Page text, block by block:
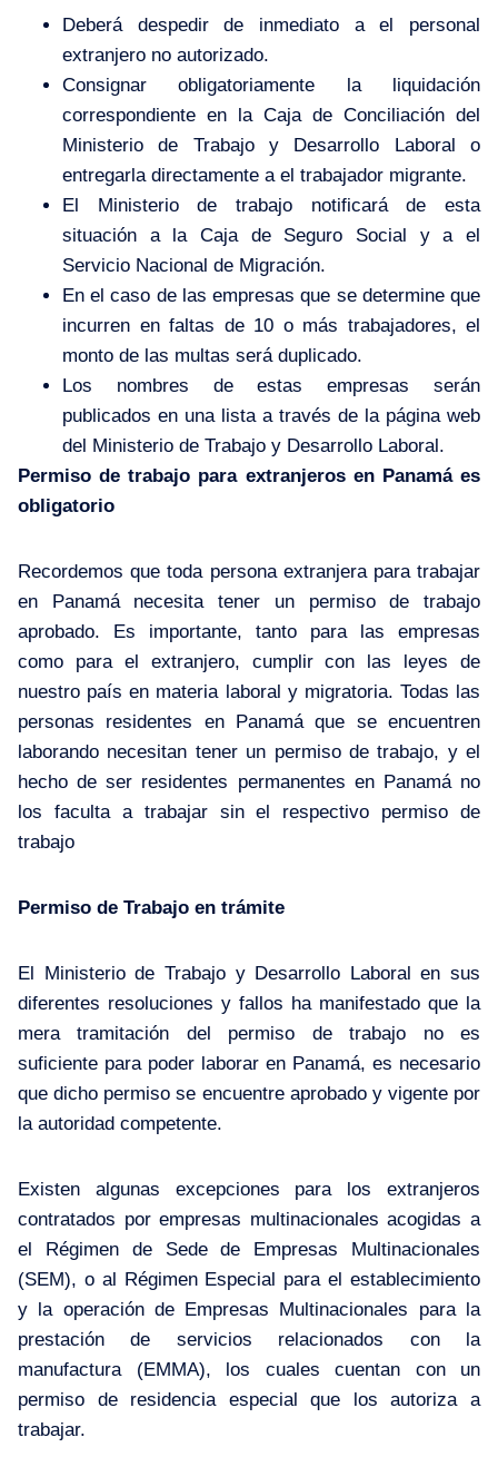
Deberá despedir de inmediato a el personal
extranjero no autorizado.
Consignar obligatoriamente la liquidación
correspondiente en la Caja de Conciliación del
Ministerio de Trabajo y Desarrollo Laboral o
entregarla directamente a el trabajador migrante.
El Ministerio de trabajo notificará de esta
situación a la Caja de Seguro Social y a el
Servicio Nacional de Migración.
En el caso de las empresas que se determine que
incurren en faltas de 10 o más trabajadores, el
monto de las multas será duplicado.
Los nombres de estas empresas serán
publicados en una lista a través de la página web
del Ministerio de Trabajo y Desarrollo Laboral.
Permiso de trabajo para extranjeros en Panamá es
obligatorio
Recordemos que toda persona extranjera para trabajar
en Panamá necesita tener un permiso de trabajo
aprobado. Es importante, tanto para las empresas
como para el extranjero, cumplir con las leyes de
nuestro país en materia laboral y migratoria. Todas las
personas residentes en Panamá que se encuentren
laborando necesitan tener un permiso de trabajo, y el
hecho de ser residentes permanentes en Panamá no
los faculta a trabajar sin el respectivo permiso de
trabajo
Permiso de Trabajo en trámite
El Ministerio de Trabajo y Desarrollo Laboral en sus
diferentes resoluciones y fallos ha manifestado que la
mera tramitación del permiso de trabajo no es
suficiente para poder laborar en Panamá, es necesario
que dicho permiso se encuentre aprobado y vigente por
la autoridad competente.
Existen algunas excepciones para los extranjeros
contratados por empresas multinacionales acogidas a
el Régimen de Sede de Empresas Multinacionales
(SEM), o al Régimen Especial para el establecimiento
y la operación de Empresas Multinacionales para la
prestación de servicios relacionados con la
manufactura (EMMA), los cuales cuentan con un
permiso de residencia especial que los autoriza a
trabajar.